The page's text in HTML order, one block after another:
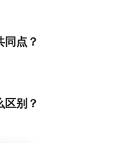
点？
别？